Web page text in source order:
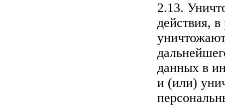
2.13.
действия,
данных в
и (или)